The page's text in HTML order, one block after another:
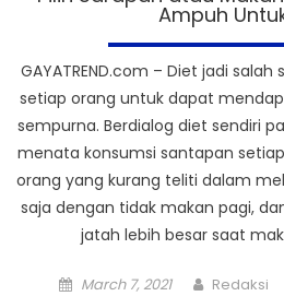
Ampuh
GAYATREND.com – Diet jadi
setiap orang untuk dapat
sempurna. Berdialog diet sendiri
menata konsumsi santapan
orang yang kurang teliti dalam
saja dengan tidak makan pagi,
jatah lebih besar saat
Posted
March 7, 2021 Author
Redaksi